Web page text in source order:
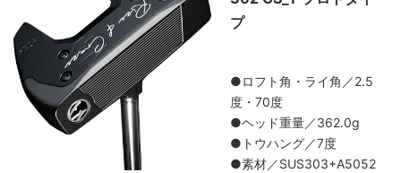
プ
●ロフト角・ライ角／2.5
度・70度
●ヘッド重量／362.0g
●トウハング／7度
●素材／SUS303+A5052